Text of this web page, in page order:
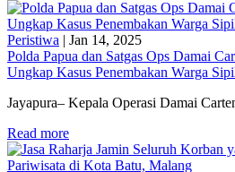
Peristiwa | Jan 14, 2025
Polda Papua dan Satgas Ops Damai
Ungkap Kasus Penembakan Warga
Jayapura– Kepala Operasi Damai
Read more